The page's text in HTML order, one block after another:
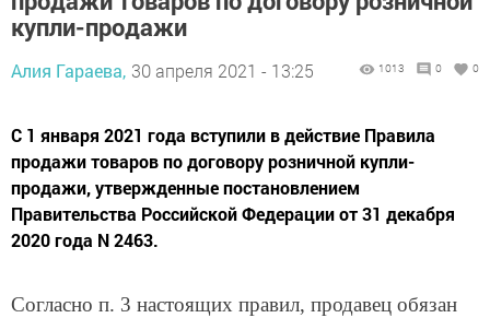
купли-продажи
Алия Гараева, 30 апреля 2021 - 13:25 1013 0 0
С 1 января 2021 года вступили в действие Правила
продажи товаров по договору розничной купли-
продажи, утвержденные постановлением
Правительства Российской Федерации от 31 декабря
2020 года N 2463.
Согласно п. 3 настоящих правил, продавец обязан